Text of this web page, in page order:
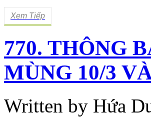
Xem Tiếp
770. THÔNG
MÙNG 10/3
Written by Hứa